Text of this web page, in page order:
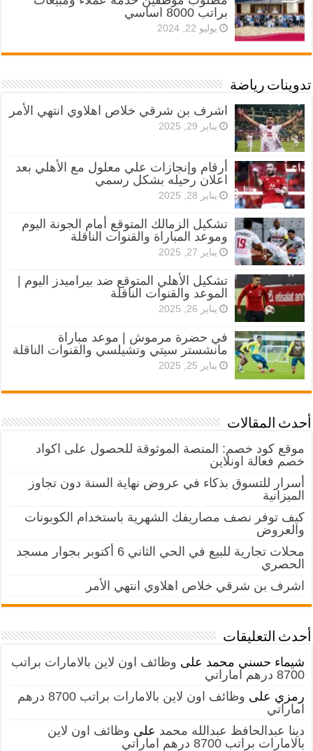
براتب 8000 اساسي
يوليو 22, 2024
تدوينات رياضة
اشرف بن شرقي خلاص اهلاوي انتهي الأمر
يناير 29, 2025
أرقام وإنجازات علي معلول مع الأهلي بعد
اعلان رحيله بشكل رسمي
يناير 28, 2025
تشكيل الزمالك المتوقع أمام الجونة اليوم
وموعد المباراة والقنوات الناقلة
يناير 27, 2025
تشكيل الأهلي المتوقع ضد بيراميدز اليوم |
الموعد والقنوات الناقلة
يناير 26, 2025
في حضرة مرموش | موعد مباراة
مانشستر سيتي وتشيلسي والقنوات الناقلة
يناير 25, 2025
أحدث المقالات
موقع كود خصم: المنصة الموثوقة للحصول على اكواد
خصم فعالة اونلاين
أسرار للتسوق بذكاء في عروض نهاية السنة دون تجاوز
الميزانية
كيف توفر نصف مصاريفك الشهرية باستخدام الكوبونات
والعروض
محلات تجارية للبيع في الحي الثاني 6 أكتوبر بجوار مسجد
الحصري
اشرف بن شرقي خلاص اهلاوي انتهي الأمر
أحدث التعليقات
شيماء حسني محمد على وظائف اون لاين بالامارات براتب
8700 درهم اماراتي
رمزي على
وظائف اون لاين بالامارات براتب 8700 درهم
اماراتي
دينا عبدالحافظ عبدالله محمد على وظائف اون لاين
بالامارات براتب 8700 درهم اماراتي